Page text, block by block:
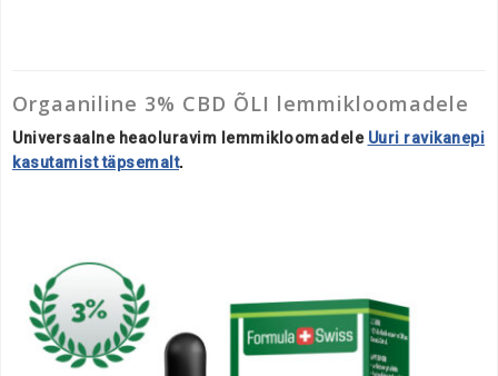
Orgaaniline 3% CBD ÕLI lemmikloomadele
Universaalne heaoluravim lemmikloomadele Uuri ravikanepi
kasutamist täpsemalt.